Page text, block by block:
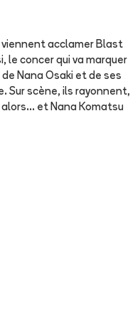
acclamer Blast
le concer qui va marquer
Nana Osaki et de ses
Sur scène, ils rayonnent,
et Nana Komatsu